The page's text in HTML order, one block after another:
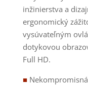
inžinierstva a
ergonomický
vysúvateľným
dotykovou
Full HD.
■